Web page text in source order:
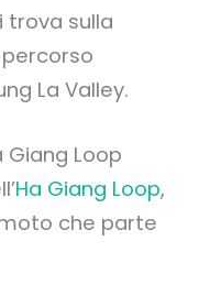
trova sulla
La Valley.
Loop
Ha Giang Loop,
che parte